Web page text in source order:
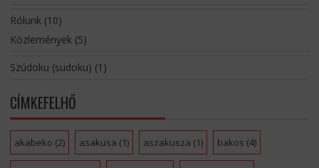
Rólunk(10)
Közlemények(5)
Szúdoku (sudoku) (1)
CÍMKEFELHŐ
akabeko (2) asakusa (1) aszakusza (1) bakos (4)